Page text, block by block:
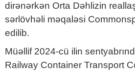
dirənərkən Orta Dəhlizin
sərlövhəli məqaləsi
edilib.
Müəllif 2024-cü ilin
Railway Container Transport